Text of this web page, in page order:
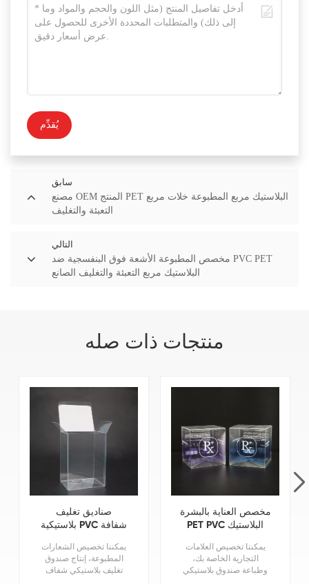
يُقدِّم
سابق
مصنع OEM المنتج PET البلاستيك مربع المطبوعة خلات مربع
التعبئة والتغليف
التالي
مخصص المطبوعة الأشعة فوق البنفسجية ضد PVC PET
البلاستيك مربع التعبئة والتغليف الصانع
منتجات ذات صله
صناديق تغليف
بلاستيكية PVC شفافة
RPET البلاستيك
التجزئة مربع التعبئة
والتغليف
يمكننا تخصيص الشعارات
المطبوعة، إنتاج صندوق
تغليف بلاستيكي شفاف
مخصص العناية بالبشرة
PET PVC البلاستيك
المطبوعة خلات مربع
يمكننا تخصيص العلامات
التجارية الخاصة بك،
وطباعة صندوق بلاستيكي